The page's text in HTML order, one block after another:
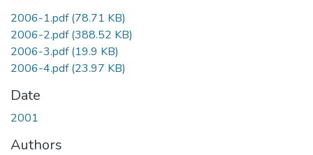
2006-1.pdf(78.71 KB)
2006-2.pdf(388.52 KB)
2006-3.pdf(19.9 KB)
2006-4.pdf(23.97 KB)
Date
2001
Authors